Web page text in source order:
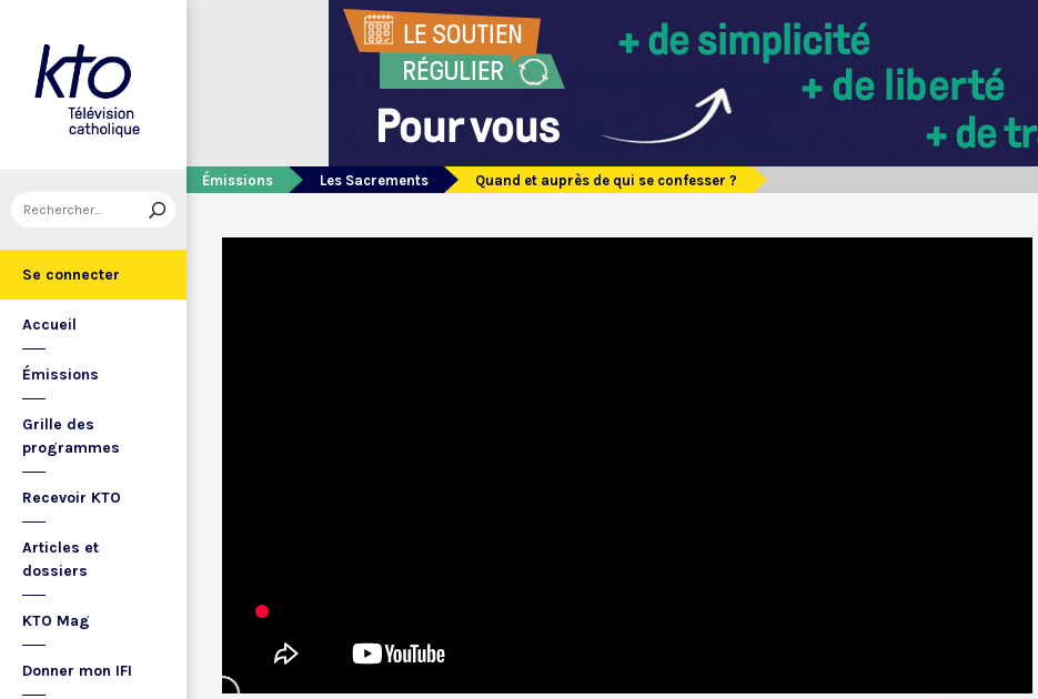
Se connecter
Accueil
Émissions
Grille des
programmes
Recevoir KTO
Articles et
dossiers
KTO Mag
Donner mon IFI
Émissions Les Sacrements Quand et auprès de qui se confesser ?